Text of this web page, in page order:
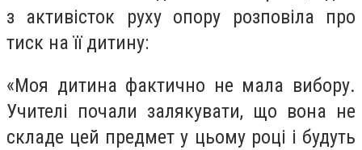
з активісток руху опору розповіла про
тиск на її дитину:
«Моя дитина фактично не мала вибору.
Учителі почали залякувати, що вона не
складе цей предмет у цьому році і будуть